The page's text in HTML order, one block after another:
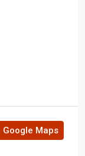
Google Maps